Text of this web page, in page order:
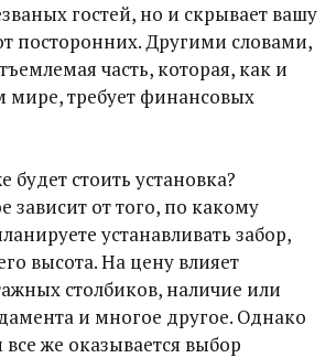
гостей, но и скрывает вашу
посторонних. Другими словами,
часть, которая, как и
мире, требует финансовых
будет стоить установка?
зависит от того, по какому
устанавливать забор,
высота. На цену влияет
столбиков, наличие или
и многое другое. Однако
же оказывается выбор